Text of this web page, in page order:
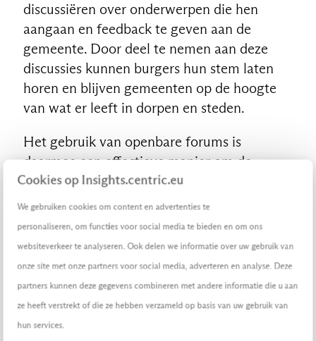
Cookies op Insights.centric.eu
We gebruiken cookies om content en advertenties te
personaliseren, om functies voor social media te bieden en om ons
websiteverkeer te analyseren. Ook delen we informatie over uw gebruik van
onze site met onze partners voor social media, adverteren en analyse. Deze
partners kunnen deze gegevens combineren met andere informatie die u aan
ze heeft verstrekt of die ze hebben verzameld op basis van uw gebruik van
hun services.
discussiëren over onderwerpen die hen
aangaan en feedback te geven aan de
gemeente. Door deel te nemen aan deze
discussies kunnen burgers hun stem laten
horen en blijven gemeenten op de hoogte
van wat er leeft in dorpen en steden.
Het gebruik van openbare forums is
daarmee een effectieve manier om de
betrokkenheid bij gemeentelijke
besluitvorming te vergroten en tegelijk het
proces van democratie te versterken.
4. Digitale burgerparticipatie
Digitale burgerparticipatieplatforms bieden
een gestructureerde en transparante manier
voor gemeenten om samen te werken met